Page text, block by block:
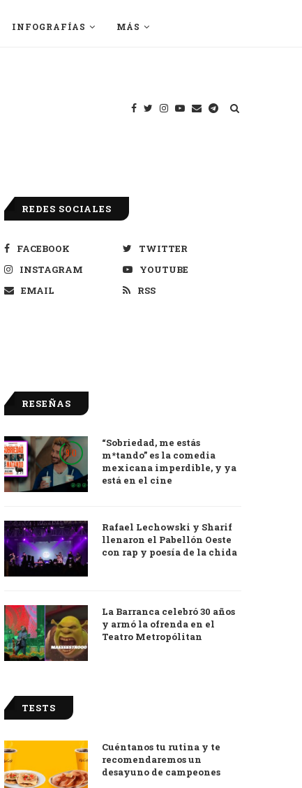
INFOGRAFÍAS MÁS
REDES SOCIALES
FACEBOOK
TWITTER
INSTAGRAM
YOUTUBE
EMAIL
RSS
RESEÑAS
9.0
“Sobriedad, me estás
m*tando” es la comedia
mexicana imperdible, y ya
está en el cine
Rafael Lechowski y Sharif
llenaron el Pabellón Oeste
con rap y poesía de la chida
La Barranca celebró 30 años
y armó la ofrenda en el
Teatro Metropólitan
TESTS
Cuéntanos tu rutina y te
recomendaremos un
desayuno de campeones